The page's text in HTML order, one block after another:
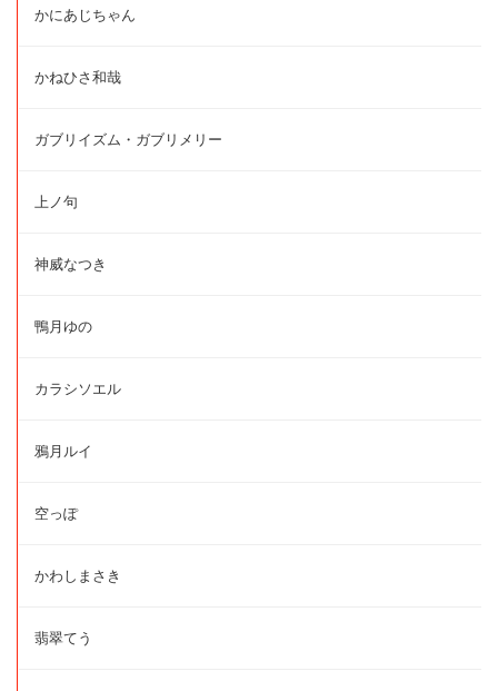
かにあじちゃん
かねひさ和哉
ガブリイズム・ガブリメリー
上ノ句
神威なつき
鴨月ゆの
カラシソエル
鴉月ルイ
空っぽ
かわしまさき
翡翠てう